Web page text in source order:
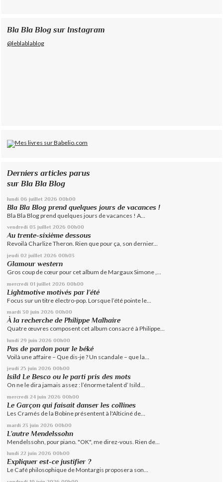
Bla Bla Blog sur Instagram
@leblablablog
Derniers articles parus
sur Bla Bla Blog
lundi 06 juillet 2026 00h00
Bla Bla Blog prend quelques jours de vacances !
Bla Bla Blog prend quelques jours de vacances ! A...
vendredi 03 juillet 2026 00h00
Au trente-sixième dessous
Revoilà Charlize Theron. Rien que pour ça, son dernier...
jeudi 02 juillet 2026 00h03
Glamour western
Gros coup de cœur pour cet album de Margaux Simone ,...
mercredi 01 juillet 2026 00h00
Lightmotive motivés par l’été
Focus sur un titre électro-pop. Lorsque l’été pointe le...
mardi 30 juin 2026 00h00
À la recherche de Philippe Malhaire
Quatre œuvres composent cet album consacré à Philippe...
lundi 29 juin 2026 00h00
Pas de pardon pour le béké
Voilà une affaire – Que dis-je ? Un scandale – que la...
jeudi 25 juin 2026 00h00
Isild Le Besco ou le parti pris des mots
On ne le dira jamais assez : l’énorme talent d’ Isild...
mercredi 24 juin 2026 00h00
Le Garçon qui faisait danser les collines
Les Cramés de la Bobine présentent à l'Alticiné de...
mardi 23 juin 2026 00h00
L’autre Mendelssohn
Mendelssohn, pour piano. "OK", me direz-vous. Rien de...
lundi 22 juin 2026 00h00
Expliquer est-ce justifier ?
Le Café philosophique de Montargis proposera son...